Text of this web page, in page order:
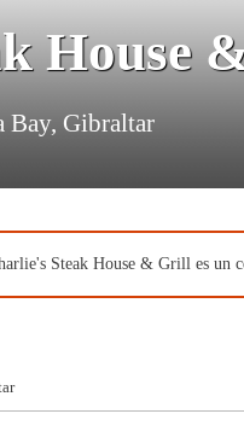
House
Bay, Gibraltar
Steak House & Grill es un